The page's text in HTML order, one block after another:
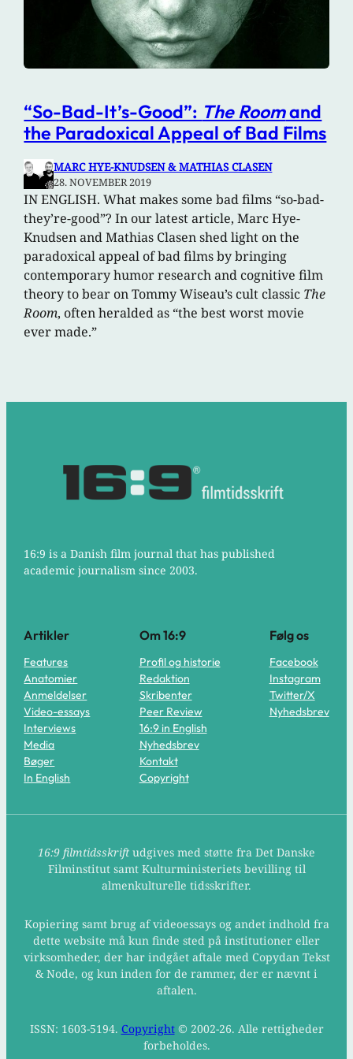
“So-Bad-It’s-Good”: The Roomand
the Paradoxical Appeal of Bad Films
MARC HYE-KNUDSEN & MATHIAS CLASEN
28. NOVEMBER 2019
IN ENGLISH. What makes some bad films “so-bad-
they’re-good”? In our latest article, Marc Hye-
Knudsen and Mathias Clasen shed light on the
paradoxical appeal of bad films by bringing
contemporary humor research and cognitive film
theory to bear on Tommy Wiseau’s cult classic The
Room, often heralded as “the best worst movie
ever made.”
16:9 is a Danish film journal that has published
academic journalism since 2003.
Artikler
Features
Anatomier
Anmeldelser
Video-essays
Interviews
Media
Bøger
In English
Om 16:9
Profil og historie
Redaktion
Skribenter
Peer Review
16:9 in English
Nyhedsbrev
Kontakt
Copyright
Følg os
Facebook
Instagram
Twitter/X
Nyhedsbrev
16:9 filmtidsskrift udgives med støtte fra Det Danske
Filminstitut samt Kulturministeriets bevilling til
almenkulturelle tidsskrifter.
Kopiering samt brug af videoessays og andet indhold fra
dette website må kun finde sted på institutioner eller
virksomheder, der har indgået aftale med Copydan Tekst
& Node, og kun inden for de rammer, der er nævnt i
aftalen.
ISSN: 1603-5194. Copyright© 2002-26. Alle rettigheder
forbeholdes.